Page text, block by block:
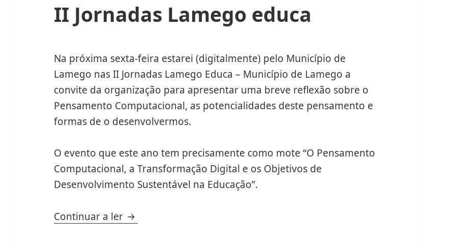
II Jornadas Lamego educa
Na próxima sexta-feira estarei (digitalmente) pelo Município de
Lamego nas II Jornadas Lamego Educa – Município de Lamego a
convite da organização para apresentar uma breve reflexão sobre o
Pensamento Computacional, as potencialidades deste pensamento e
formas de o desenvolvermos.
O evento que este ano tem precisamente como mote “O Pensamento
Computacional, a Transformação Digital e os Objetivos de
Desenvolvimento Sustentável na Educação”.
Continuar a ler II Jornadas Lamego educa